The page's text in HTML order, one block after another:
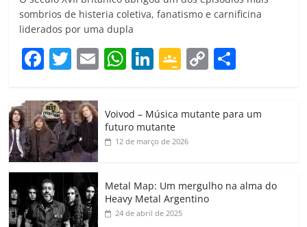
sombrios de histeria coletiva, fanatismo e carnificina
liderados por uma dupla
F
c
e
b
o
o
k
T
itt
er
E
ai
W
at
s
A
p
Li
k
e
dI
G
gl
e
a
ss
C
y
k
p
h
Voivod – Música mutante para um
futuro mutante
12 de março de 2026
Metal Map: Um mergulho na alma do
Heavy Metal Argentino
24 de abril de 2025